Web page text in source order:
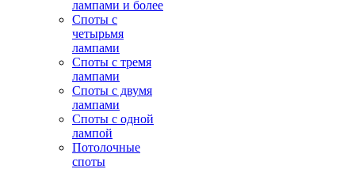
лампами и более
Споты с
четырьмя
лампами
Споты с тремя
лампами
Споты с двумя
лампами
Споты с одной
лампой
Потолочные
споты